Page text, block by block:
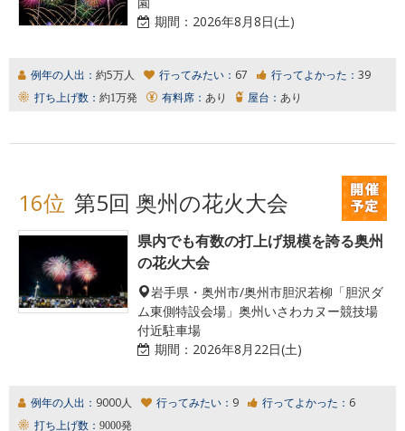
期間： 2026年8月8日(土)
例年の人出： 約5万人 行ってみたい： 67 行ってよかった： 39
打ち上げ数： 約1万発 有料席： あり 屋台： あり
16位 第5回 奥州の花火大会
県内でも有数の打上げ規模を誇る奥州
の花火大会
岩手県・奥州市/奥州市胆沢若柳「胆沢ダ
ム東側特設会場」奥州いさわカヌー競技場
付近駐車場
期間： 2026年8月22日(土)
例年の人出： 9000人 行ってみたい： 9 行ってよかった： 6
打ち上げ数： 9000発